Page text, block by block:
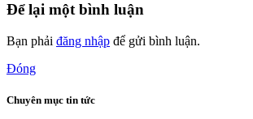
Để lại một bình luận
Bạn phải đăng nhập để gửi bình luận.
Đóng
Chuyên mục tin tức